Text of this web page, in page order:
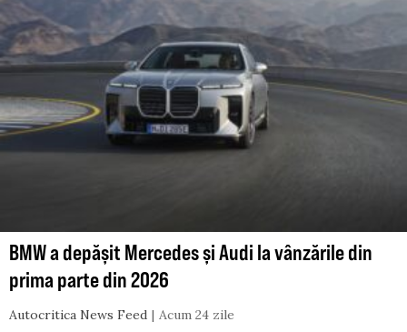
BMW a depășit Mercedes și Audi la vânzările din
prima parte din 2026
Autocritica News Feed Acum 24 zile